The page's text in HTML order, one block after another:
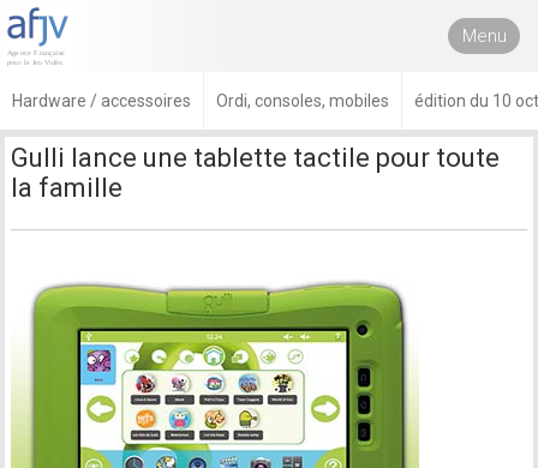
Menu
Hardware / accessoires Ordi, consoles, mobiles édition du 10
Gulli lance une tablette tactile pour toute
la famille